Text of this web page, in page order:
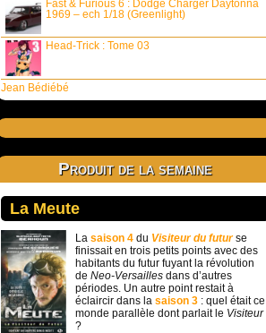
Fast & Furious 6 : Dodge Charger Daytonna
1969 – ech 1/18 (Greenlight)
Head-Trick : Tome 03
Jean Bédiébé
Produit de la semaine
La Meute
La saison 4 du Visiteur du futurse
finissait en trois petits points avec des
habitants du futur fuyant la révolution
de Neo-Versailles dans d’autres
périodes. Un autre point restait à
éclaircir dans la saison 3 : quel était ce
monde parallèle dont parlait le Visiteur
?